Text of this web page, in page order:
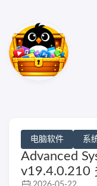
电脑软件 系
Advanced
v19.4.0.210